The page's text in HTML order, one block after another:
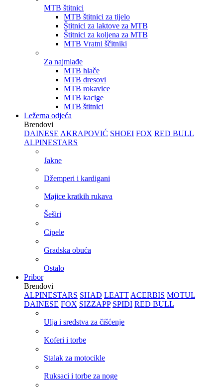
MTB štitnici
MTB štitnici za tijelo
Štitnici za laktove za MTB
Štitnici za koljena za MTB
MTB Vratni ščitniki
Za najmlađe
MTB hlače
MTB dresovi
MTB rokavice
MTB kacige
MTB štitnici
Ležerna odjeća
Brendovi
DAINESE AKRAPOVIĆ SHOEI FOX RED BULL
ALPINESTARS
Jakne
Džemperi i kardigani
Majice kratkih rukava
Šeširi
Cipele
Gradska obuća
Ostalo
Pribor
Brendovi
ALPINESTARS SHAD LEATT ACERBIS MOTUL
DAINESE FOX SIZZAPP SPIDI RED BULL
Ulja i sredstva za čišćenje
Koferi i torbe
Stalak za motocikle
Ruksaci i torbe za noge